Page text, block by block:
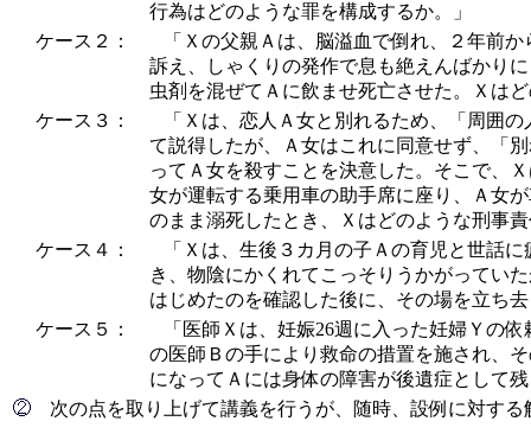
行為はどのような罪を構成するか。」
ケース２：
「Ｘの父親Ａは、脳溢血で倒れ、２年前
訴え、しゃくりの発作で息も絶えんばかり
虫剤を混ぜてＡに飲ませ死亡させた。Ｘは
ケース３：
「Ｘは、恋人Ａ女と別れるため、「周囲
て説得したが、Ａ女はこれに同意せず、「
ってＡ女を殺すことを決意した。そこで、
女が運転する乗用車の助手席に座り、Ａ女
のまま溺死したとき、Ｘはどのような刑事
ケース４：
「Ｘは、生後３カ月の子Ａの育児と世話
き、物陰にかくれてこっそりうかがってい
はじめたのを確認した後に、その場を立ち
ケース５：
「医師Ｘは、妊娠26週に入った妊婦Ｙの
の医師Ｂの手により救命の措置を施され、
になってＡには身体の障害が後遺症として
次の点を取り上げて講義を行うが、随時、設例に対する